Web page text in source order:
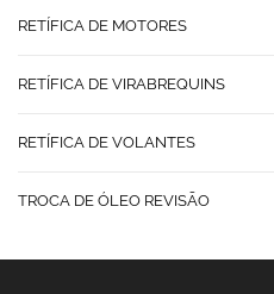
RETÍFICA DE MOTORES
RETÍFICA DE VIRABREQUINS
RETÍFICA DE VOLANTES
TROCA DE ÓLEO REVISÃO